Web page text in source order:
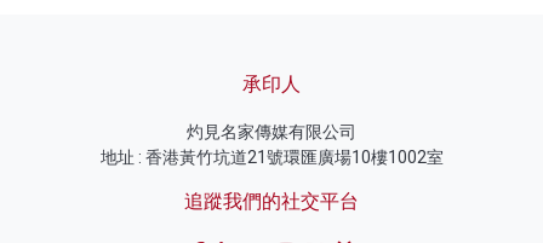
承印人
灼見名家傳媒有限公司
地址 : 香港黃竹坑道21號環匯廣場10樓1002室
追蹤我們的社交平台